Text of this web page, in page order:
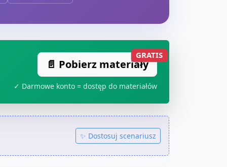
📄 Pobierz materiały
GRATIS
✓ Darmowe konto = dostęp do materiałów
✨ Dostosuj scenariusz